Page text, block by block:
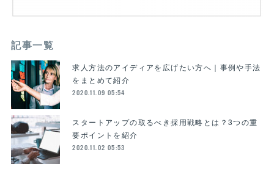
記事一覧
求人方法のアイディアを広げたい方へ｜事例や手法
をまとめて紹介
2020.11.09 05:54
スタートアップの取るべき採用戦略とは？3つの重
要ポイントを紹介
2020.11.02 05:53